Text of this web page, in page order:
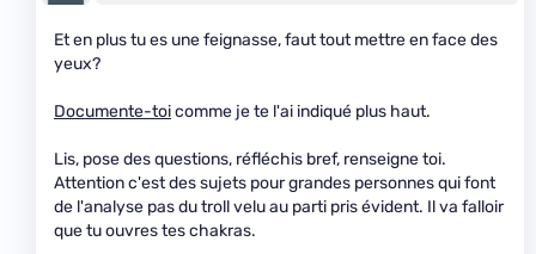
Et en plus tu es une feignasse, faut tout mettre en face des
yeux?
Documente-toicomme je te l'ai indiqué plus haut.
Lis, pose des questions, réfléchis bref, renseigne toi.
Attention c'est des sujets pour grandes personnes qui font
de l'analyse pas du troll velu au parti pris évident. Il va falloir
que tu ouvres tes chakras.